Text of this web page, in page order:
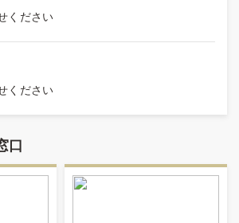
ください
ください
口